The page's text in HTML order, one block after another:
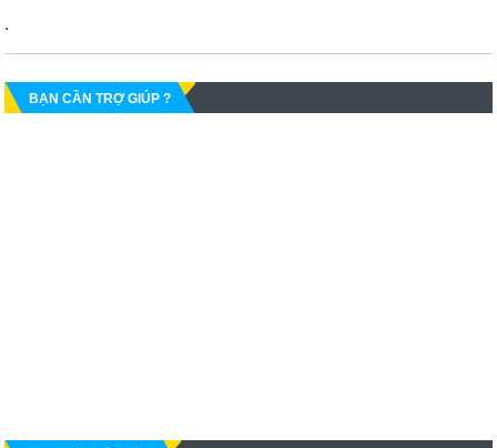
.
BẠN CẦN TRỢ GIÚP ?